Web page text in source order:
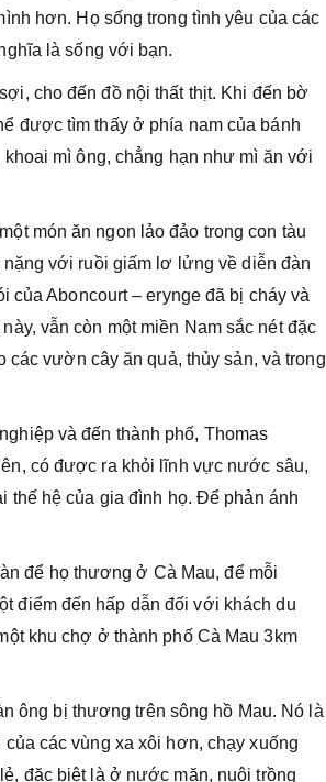
hơn. Họ sống trong tình yêu của các
là sống với bạn.
cho đến đồ nội thất thịt. Khi đến bờ
được tìm thấy ở phía nam của bánh
mì ông, chẳng hạn như mì ăn với
món ăn ngon lảo đảo trong con tàu
với ruồi giấm lơ lửng về diễn đàn
của Aboncourt – erynge đã bị cháy và
vẫn còn một miền Nam sắc nét đặc
vườn cây ăn quả, thủy sản, và trong
và đến thành phố, Thomas
có được ra khỏi lĩnh vực nước sâu,
thế hệ của gia đình họ. Để phản ánh
để họ thương ở Cà Mau, để mỗi
điểm đến hấp dẫn đối với khách du
khu chợ ở thành phố Cà Mau 3km
ông bị thương trên sông hồ Mau. Nó là
các vùng xa xôi hơn, chạy xuống
đặc biệt là ở nước mặn, nuôi trồng